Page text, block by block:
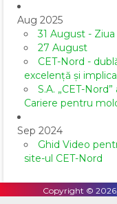
Aug 2025
31 August -
27 August
CET-Nord -
excelență și
S.A. „CET-
Cariere pentru
Sep 2024
Ghid Video
site-ul CET-Nord
Copyright © 2026,